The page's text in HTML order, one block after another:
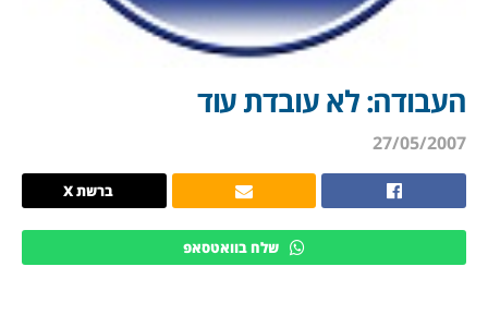
העבודה: לא עובדת עוד
27/05/2007
ברשת X
שלח בוואטסאפ